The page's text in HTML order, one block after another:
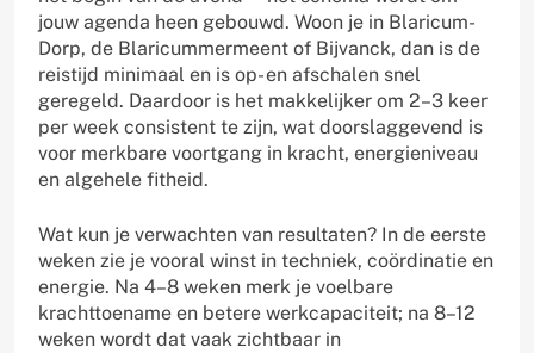
jouw agenda heen gebouwd. Woon je in Blaricum-
Dorp, de Blaricummermeent of Bijvanck, dan is de
reistijd minimaal en is op- en afschalen snel
geregeld. Daardoor is het makkelijker om 2–3 keer
per week consistent te zijn, wat doorslaggevend is
voor merkbare voortgang in kracht, energieniveau
en algehele fitheid.
Wat kun je verwachten van resultaten? In de eerste
weken zie je vooral winst in techniek, coördinatie en
energie. Na 4–8 weken merk je voelbare
krachttoename en betere werkcapaciteit; na 8–12
weken wordt dat vaak zichtbaar in